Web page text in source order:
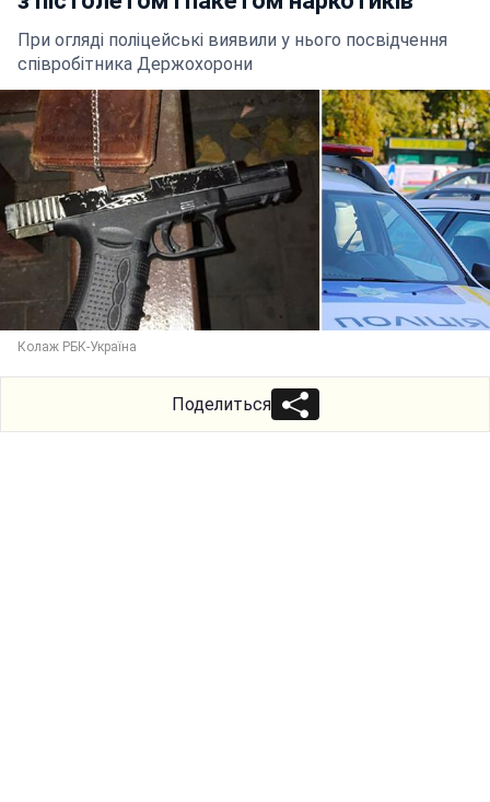
При огляді поліцейські виявили у нього посвідчення
співробітника Держохорони
Колаж РБК-Україна
Поделиться